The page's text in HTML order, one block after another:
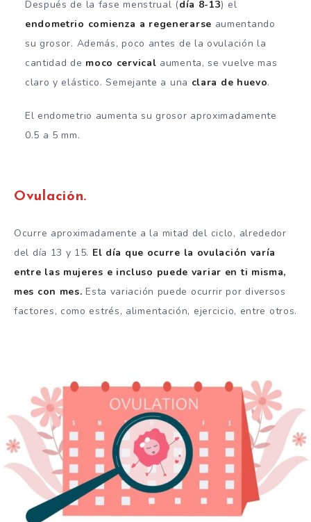
Después de la fase menstrual (día 8-13) el
endometrio comienza a regenerarse aumentando
su grosor. Además, poco antes de la ovulación la
cantidad de moco cervical aumenta, se vuelve mas
claro y elástico. Semejante a una clara de huevo.
El endometrio aumenta su grosor aproximadamente
0.5 a 5 mm.
Ovulación.
Ocurre aproximadamente a la mitad del ciclo, alrededor
del día 13 y 15. El día que ocurre la ovulación varía
entre las mujeres e incluso puede variar en ti misma,
mes con mes. Esta variación puede ocurrir por diversos
factores, como estrés, alimentación, ejercicio, entre otros.